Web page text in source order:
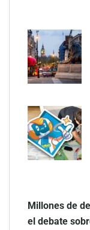
Millones de
el debate